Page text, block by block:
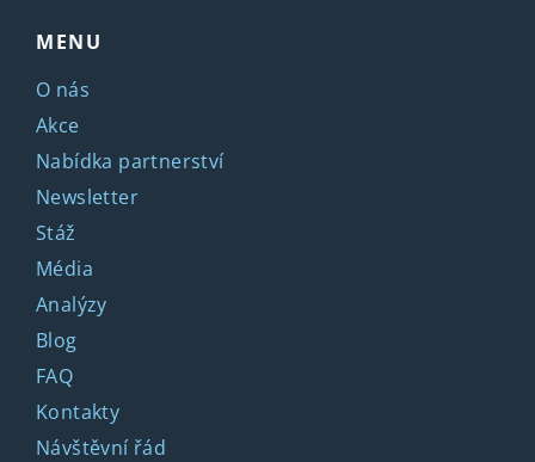
MENU
O nás
Akce
Nabídka partnerství
Newsletter
Stáž
Média
Analýzy
Blog
FAQ
Kontakty
Návštěvní řád